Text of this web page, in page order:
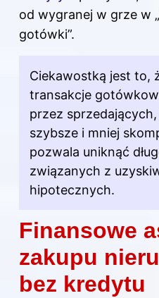
od wygranej w grze w
gotówki”.
Ciekawostką jest to,
transakcje
przez
szybsze i mniej
pozwala uniknąć
związanych z
hipotecznych.
Finansowe
zakupu
bez kredytu